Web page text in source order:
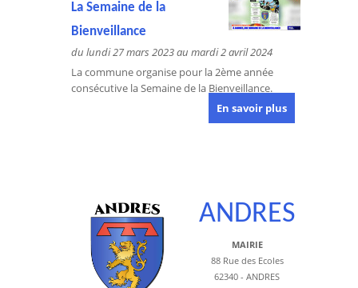
La Semaine de la
Bienveillance
du lundi 27 mars 2023 au mardi 2 avril 2024
La commune organise pour la 2ème année
consécutive la Semaine de la Bienveillance.
En savoir plus
ANDRES
MAIRIE
88 Rue des Ecoles
62340 - ANDRES